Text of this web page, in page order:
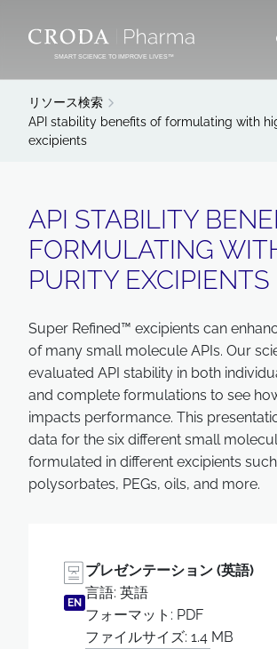
ン
ー
SMART SCIENCE TO IMPROVE LIVES™
リソース検索
API stability benefits of formulating with
excipients
API STABILITY
FORMULATING
PURITY EXCIPIENTS
Super Refined™ excipients can
of many small molecule APIs. Our
evaluated API stability in both
and complete formulations to see
impacts performance. This
data for the six different small
formulated in different excipients
polysorbates, PEGs, oils, and more.
EN
プレゼンテーション (英語)
言語: 英語
フォーマット: PDF
ファイルサイズ: 1.4 MB